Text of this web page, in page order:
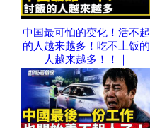
中国最可怕的变化！活不起
的人越来越多！吃不上饭的
人越来越多！！｜